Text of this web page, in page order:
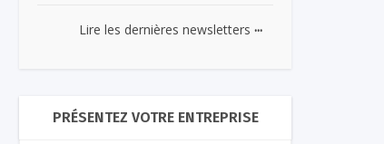
Lire les dernières newsletters ...
PRÉSENTEZ VOTRE ENTREPRISE